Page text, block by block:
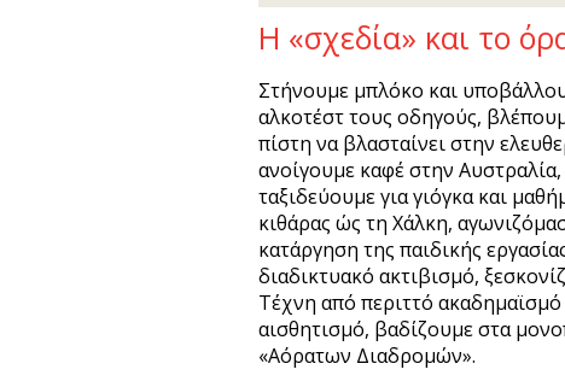
Η «σχεδία» και το
Στήνουμε μπλόκο και
αλκοτέστ τους οδηγούς,
πίστη να βλασταίνει στην
ανοίγουμε καφέ στην Αυστραλία,
ταξιδεύουμε για γιόγκα και
κιθάρας ώς τη Χάλκη,
κατάργηση της παιδικής
διαδικτυακό ακτιβισμό,
Τέχνη από περιττό ακαδημαϊσμό
αισθητισμό, βαδίζουμε στα
«Αόρατων Διαδρομών».